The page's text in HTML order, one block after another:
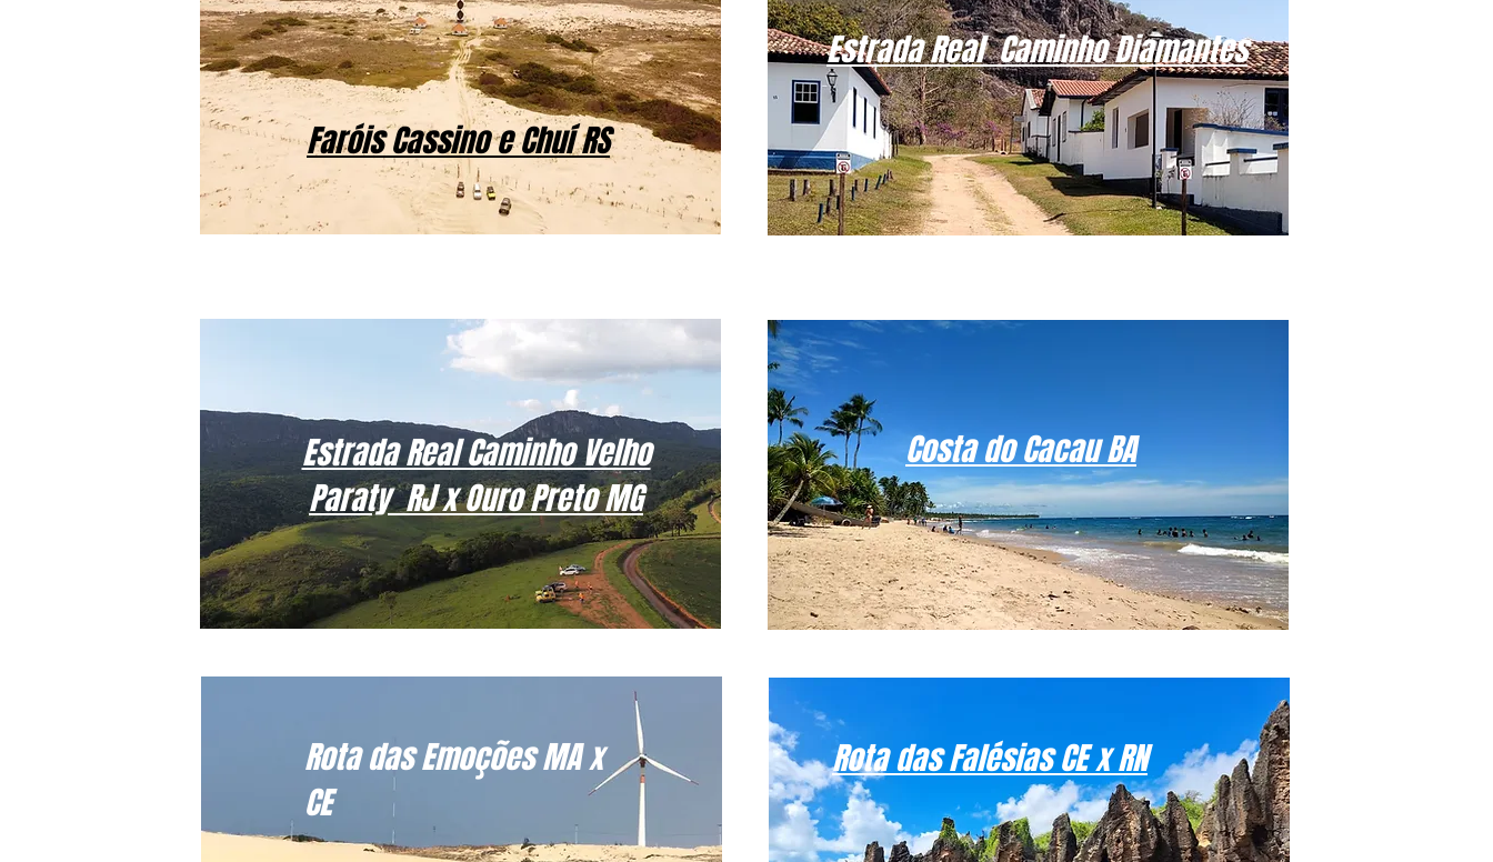
Faróis Cassino e Chuí RS
Estrada Real Caminho Diamantes
Estrada Real Caminho Velho
Paraty RJ x Ouro Preto MG
Costa do Cacau BA
Rota das Emoções MA x
CE
Rota das Falésias CE x RN